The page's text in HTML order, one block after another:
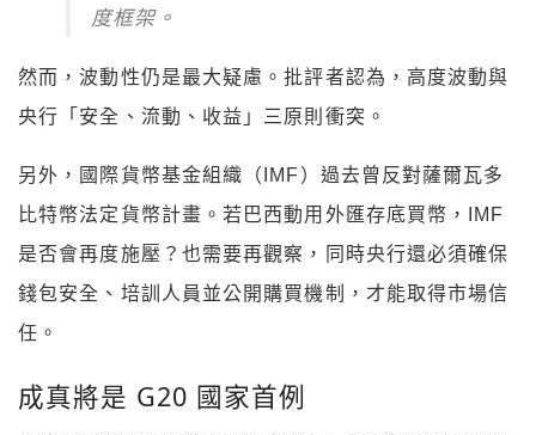
度框架。
然而，波動性仍是最大疑慮。批評者認為，高度波動與
央行「安全、流動、收益」三原則衝突。
另外，國際貨幣基金組織（IMF）過去曾反對薩爾瓦多
比特幣法定貨幣計畫。若巴西動用外匯存底買幣，IMF
是否會再度施壓？也需要再觀察，同時央行還必須確保
錢包安全、培訓人員並公開購買機制，才能取得市場信
任。
成真將是 G20 國家首例